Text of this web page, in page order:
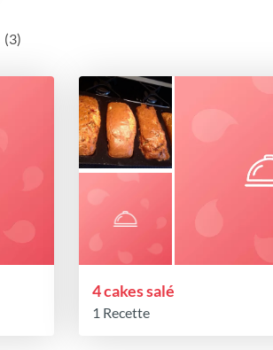
(3)
4 cakes salé
1 Recette